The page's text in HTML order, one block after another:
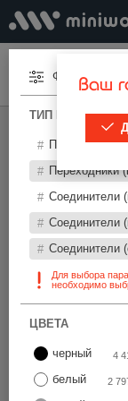
Меню Ваш
МИНИВОРКС
Фильтры
ТИП И
Переходники
Переходники
Соединители
Соединители
Соединители
Для выбора
необходимо
ЦВЕТА
черный 4
белый 2